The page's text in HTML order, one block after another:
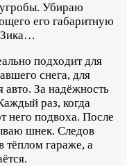
Убираю
его габаритную
подходит для
снега, для
авто. За надёжность
раз, когда
подвоха. После
шнек. Следов
тёплом гараже, а